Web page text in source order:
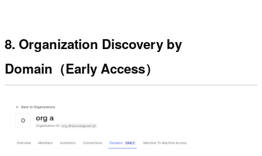
8. Organization Discovery by
Domain（Early Access）